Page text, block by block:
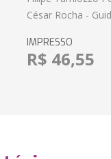
César Rocha -
IMPRESSO
R$ 46,55